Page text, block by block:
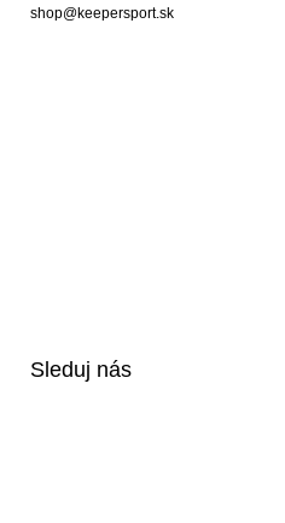
shop@keepersport.sk
Sleduj nás